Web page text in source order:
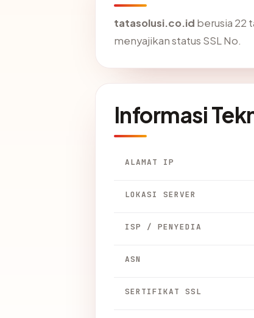
tatasolusi.co.id berusia 22
menyajikan status SSL No.
Informasi
ALAMAT IP
LOKASI SERVER
ISP / PENYEDIA
ASN
SERTIFIKAT SSL